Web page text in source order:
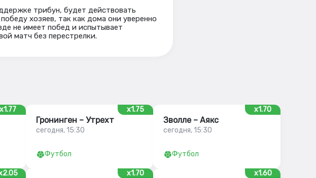
трибун, будет действовать
хозяев, так как дома они уверенно
не имеет побед и испытывает
матч без перестрелки.
x1.77 x1.75
Гронинген – Утрехт
сегодня, 15:30
Футбол
x1.70
Зволле – Аякс
сегодня, 15:30
Футбол
x1.70 x1.60